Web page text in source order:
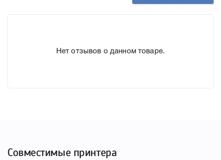
к которому подходит Canon 064H magenta 4934C001, что
Нет отзывов о данном товаре.
Совместимые принтера